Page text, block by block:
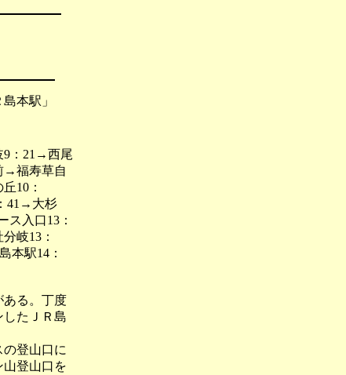
本駅」
9：21→西尾
→福寿草自
10：
41→大杉
入口13：
岐13：
本駅14：
る。丁度
たＪＲ島
登山口に
登山口を